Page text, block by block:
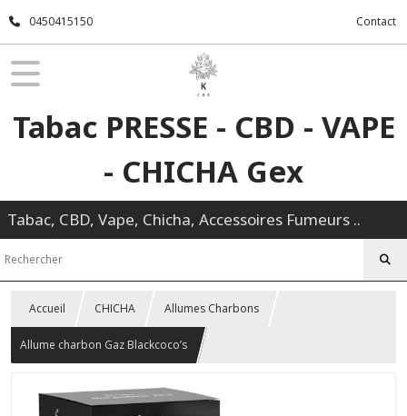
0450415150 Contact
Tabac PRESSE - CBD - VAPE
- CHICHA Gex
Tabac, CBD, Vape, Chicha, Accessoires Fumeurs ..
Accueil CHICHA Allumes Charbons
Allume charbon Gaz Blackcoco’s